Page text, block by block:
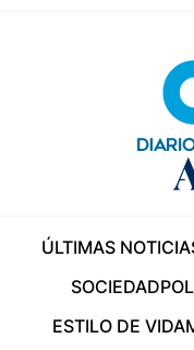
ÚLTIMAS
SOCIEDAD
ESTILO DE VIDA